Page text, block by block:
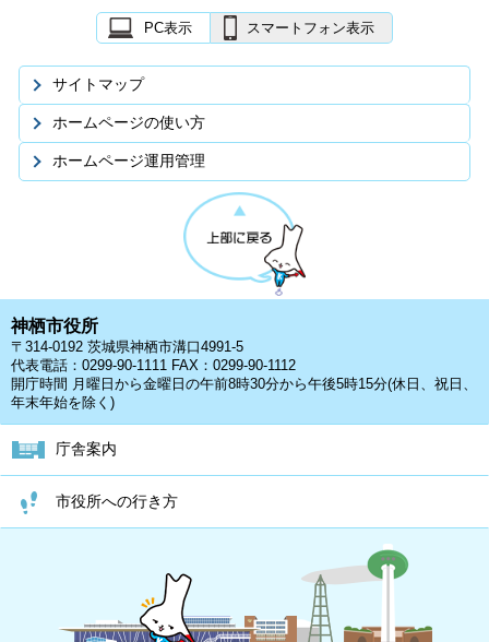
PC表示 スマートフォン表示
サイトマップ
ホームページの使い方
ホームページ運用管理
神栖市役所
〒314-0192 茨城県神栖市溝口4991-5
代表電話：0299-90-1111 FAX：0299-90-1112
開庁時間 月曜日から金曜日の午前8時30分から午後5時15分(休日、祝日、
年末年始を除く)
庁舎案内
市役所への行き方